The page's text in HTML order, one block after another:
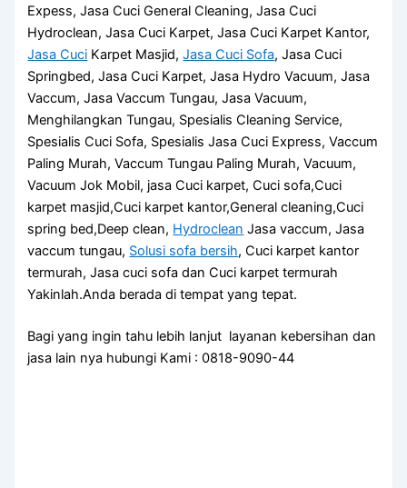
Expess, Jasa Cuci General Cleaning, Jasa Cuci
Hydroclean, Jasa Cuci Karpet, Jasa Cuci Karpet Kantor,
Jasa Cuci Karpet Masjid,Jasa Cuci Sofa, Jasa Cuci
Springbed, Jasa Cuci Karpet, Jasa Hydro Vacuum, Jasa
Vaccum, Jasa Vaccum Tungau, Jasa Vacuum,
Menghilangkan Tungau, Spesialis Cleaning Service,
Spesialis Cuci Sofa, Spesialis Jasa Cuci Express, Vaccum
Paling Murah, Vaccum Tungau Paling Murah, Vacuum,
Vacuum Jok Mobil, jasa Cuci karpet, Cuci sofa,Cuci
karpet masjid,Cuci karpet kantor,General cleaning,Cuci
spring bed,Deep clean, Hydroclean Jasa vaccum, Jasa
vaccum tungau, Solusi sofa bersih, Cuci karpet kantor
termurah, Jasa cuci sofa dan Cuci karpet termurah
Yakinlah.Anda berada di tempat yang tepat.
Bagi yang ingin tahu lebih lanjut layanan kebersihan dan
jasa lain nya hubungi Kami : 0818-9090-44